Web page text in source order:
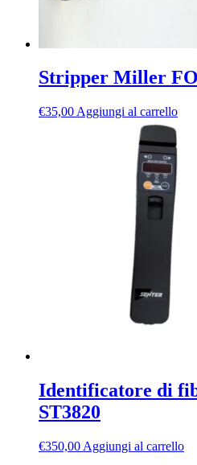
Stripper Miller
€35,00 Aggiungi al carrello
Identificatore di
ST3820
€350,00 Aggiungi al carrello